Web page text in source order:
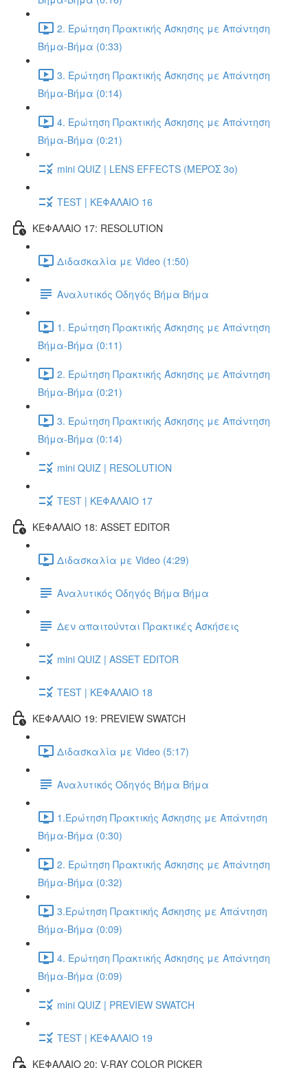
2. Ερώτηση Πρακτικής Άσκησης με Απάντηση
Βήμα-Βήμα (0:33)
3. Ερώτηση Πρακτικής Άσκησης με Απάντηση
Βήμα-Βήμα (0:14)
4. Ερώτηση Πρακτικής Άσκησης με Απάντηση
Βήμα-Βήμα (0:21)
mini QUIZ | LENS EFFECTS (ΜΕΡΟΣ 3o)
TEST | ΚΕΦΑΛΑΙΟ 16
ΚΕΦΑΛΑΙΟ 17: RESOLUTION
Διδασκαλία με Video (1:50)
Αναλυτικός Οδηγός Βήμα Βήμα
1. Ερώτηση Πρακτικής Άσκησης με Απάντηση
Βήμα-Βήμα (0:11)
2. Ερώτηση Πρακτικής Άσκησης με Απάντηση
Βήμα-Βήμα (0:21)
3. Ερώτηση Πρακτικής Άσκησης με Απάντηση
Βήμα-Βήμα (0:14)
mini QUIZ | RESOLUTION
TEST | ΚΕΦΑΛΑΙΟ 17
ΚΕΦΑΛΑΙΟ 18: ASSET EDITOR
Διδασκαλία με Video (4:29)
Αναλυτικός Οδηγός Βήμα Βήμα
Δεν απαιτούνται Πρακτικές Ασκήσεις
mini QUIZ | ASSET EDITOR
TEST | ΚΕΦΑΛΑΙΟ 18
ΚΕΦΑΛΑΙΟ 19: PREVIEW SWATCH
Διδασκαλία με Video (5:17)
Αναλυτικός Οδηγός Βήμα Βήμα
1.Ερώτηση Πρακτικής Άσκησης με Απάντηση
Βήμα-Βήμα (0:30)
2. Ερώτηση Πρακτικής Άσκησης με Απάντηση
Βήμα-Βήμα (0:32)
3.Ερώτηση Πρακτικής Άσκησης με Απάντηση
Βήμα-Βήμα (0:09)
4. Ερώτηση Πρακτικής Άσκησης με Απάντηση
Βήμα-Βήμα (0:09)
mini QUIZ | PREVIEW SWATCH
TEST | ΚΕΦΑΛΑΙΟ 19
ΚΕΦΑΛΑΙΟ 20: V-RAY COLOR PICKER